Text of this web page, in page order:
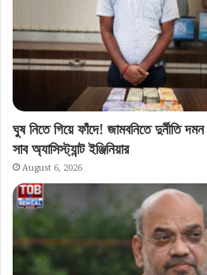
ঘুষ নিতে গিয়ে ফাঁদে! জামবনিতে দুর্নীতি
সাব অ্যাসিস্ট্যান্ট ইঞ্জিনিয়ার
August 6, 2026